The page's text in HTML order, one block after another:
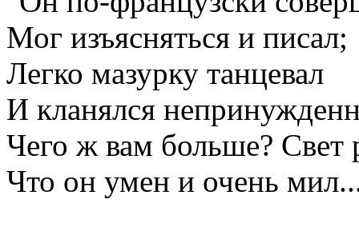
Мог изъясняться и писал;
Легко мазурку танцевал
И кланялся
Чего ж вам больше? Свет
Что он умен и очень